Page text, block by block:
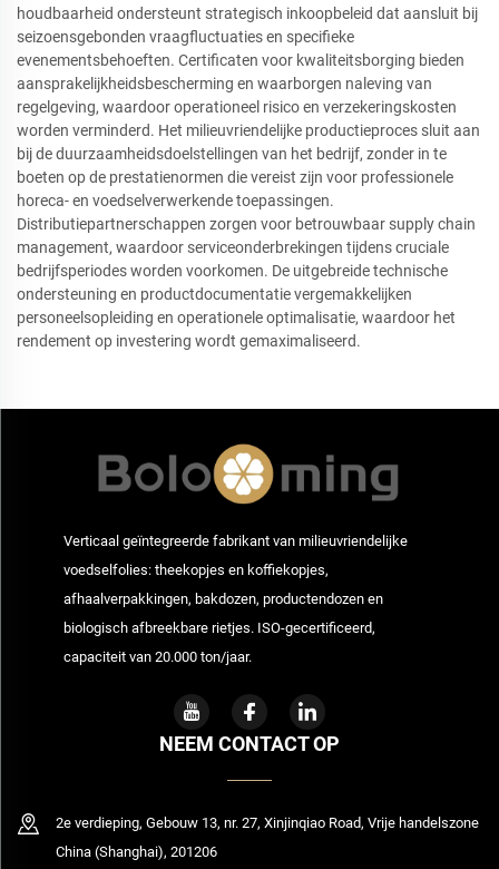
houdbaarheid ondersteunt strategisch inkoopbeleid dat aansluit bij
seizoensgebonden vraagfluctuaties en specifieke
evenementsbehoeften. Certificaten voor kwaliteitsborging bieden
aansprakelijkheidsbescherming en waarborgen naleving van
regelgeving, waardoor operationeel risico en verzekeringskosten
worden verminderd. Het milieuvriendelijke productieproces sluit aan
bij de duurzaamheidsdoelstellingen van het bedrijf, zonder in te
boeten op de prestatienormen die vereist zijn voor professionele
horeca- en voedselverwerkende toepassingen.
Distributiepartnerschappen zorgen voor betrouwbaar supply chain
management, waardoor serviceonderbrekingen tijdens cruciale
bedrijfsperiodes worden voorkomen. De uitgebreide technische
ondersteuning en productdocumentatie vergemakkelijken
personeelsopleiding en operationele optimalisatie, waardoor het
rendement op investering wordt gemaximaliseerd.
Verticaal geïntegreerde fabrikant van milieuvriendelijke
voedselfolies: theekopjes en koffiekopjes,
afhaalverpakkingen, bakdozen, productendozen en
biologisch afbreekbare rietjes. ISO-gecertificeerd,
capaciteit van 20.000 ton/jaar.
NEEM CONTACT OP
2e verdieping, Gebouw 13, nr. 27, Xinjinqiao Road, Vrije handelszone
China (Shanghai), 201206